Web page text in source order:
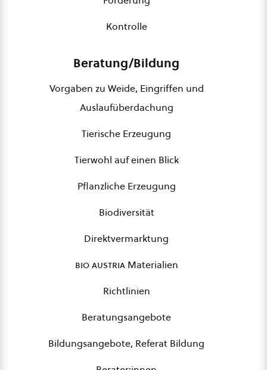
Kontrolle
Beratung/Bildung
Vorgaben zu Weide, Eingriffen und
Auslaufüberdachung
Tierische Erzeugung
Tierwohl auf einen Blick
Pflanzliche Erzeugung
Biodiversität
Direktvermarktung
bio austriaMaterialien
Richtlinien
Beratungsangebote
Bildungsangebote, Referat Bildung